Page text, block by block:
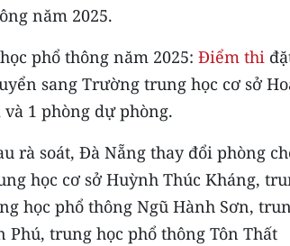
năm 2025.
phổ thông năm 2025: Điểm thi
sang Trường trung học cơ sở
1 phòng dự phòng.
rà soát, Đà Nẵng thay đổi phòng
học cơ sở Huỳnh Thúc Kháng,
học phổ thông Ngũ Hành Sơn,
trung học phổ thông Tôn Thất